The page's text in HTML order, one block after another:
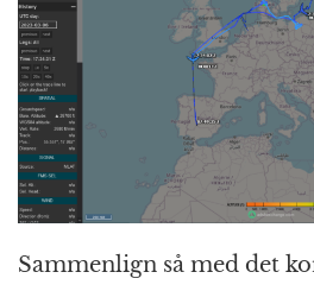
Sammenlign så med det